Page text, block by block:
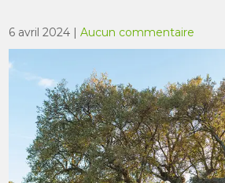
6 avril 2024 |Aucun commentaire